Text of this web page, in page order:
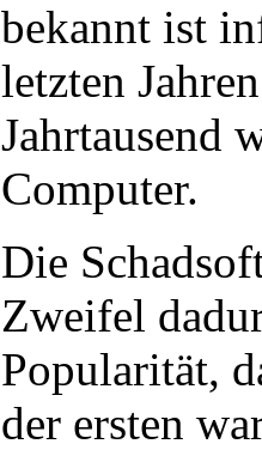
bekannt ist
letzten
Jahrtausend
Computer.
Die
Zweifel
Popularität,
der ersten